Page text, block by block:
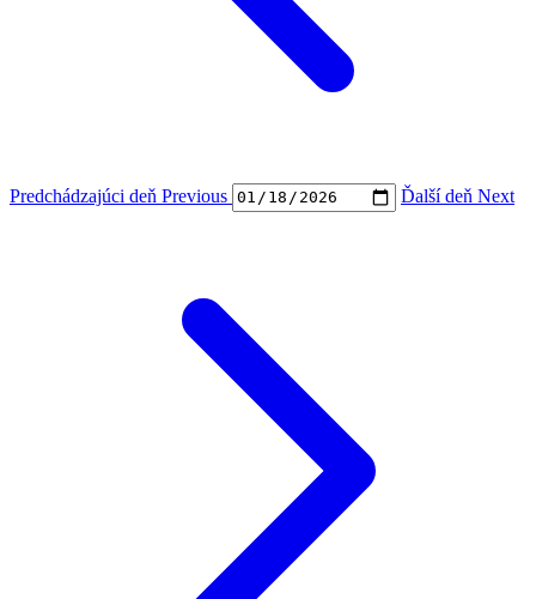
Predchádzajúci deň Previous Ďalší deň Next